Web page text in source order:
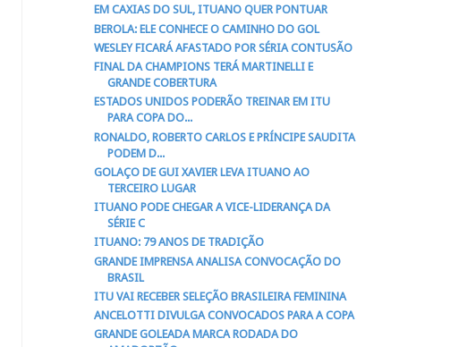
EM CAXIAS DO SUL, ITUANO QUER PONTUAR
BEROLA: ELE CONHECE O CAMINHO DO GOL
WESLEY FICARÁ AFASTADO POR SÉRIA CONTUSÃO
FINAL DA CHAMPIONS TERÁ MARTINELLI E
GRANDE COBERTURA
ESTADOS UNIDOS PODERÃO TREINAR EM ITU
PARA COPA DO...
RONALDO, ROBERTO CARLOS E PRÍNCIPE SAUDITA
PODEM D...
GOLAÇO DE GUI XAVIER LEVA ITUANO AO
TERCEIRO LUGAR
ITUANO PODE CHEGAR A VICE-LIDERANÇA DA
SÉRIE C
ITUANO: 79 ANOS DE TRADIÇÃO
GRANDE IMPRENSA ANALISA CONVOCAÇÃO DO
BRASIL
ITU VAI RECEBER SELEÇÃO BRASILEIRA FEMININA
ANCELOTTI DIVULGA CONVOCADOS PARA A COPA
GRANDE GOLEADA MARCA RODADA DO